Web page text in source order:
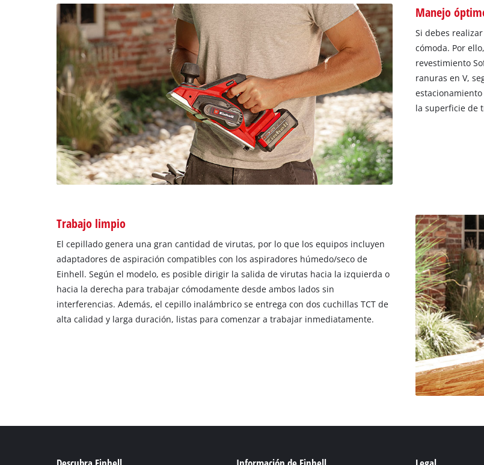
Manejo
Si debes
cómoda. Por
revestimiento
ranuras en V,
la superficie de
Trabajo limpio
El cepillado genera una gran cantidad de virutas, por lo que los equipos incluyen
adaptadores de aspiración compatibles con los aspiradores húmedo/seco de
Einhell. Según el modelo, es posible dirigir la salida de virutas hacia la izquierda o
hacia la derecha para trabajar cómodamente desde ambos lados sin
interferencias. Además, el cepillo inalámbrico se entrega con dos cuchillas TCT de
alta calidad y larga duración, listas para comenzar a trabajar inmediatamente.